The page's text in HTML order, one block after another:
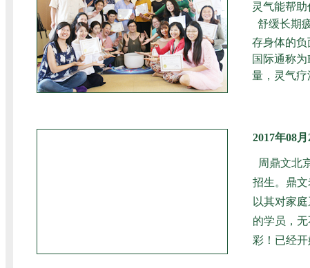
灵气能帮
舒缓长期
存身体的
国际通称
量，灵气疗
2017年08
周鼎文北
招生。鼎
以其对家
的学员，
彩！已经